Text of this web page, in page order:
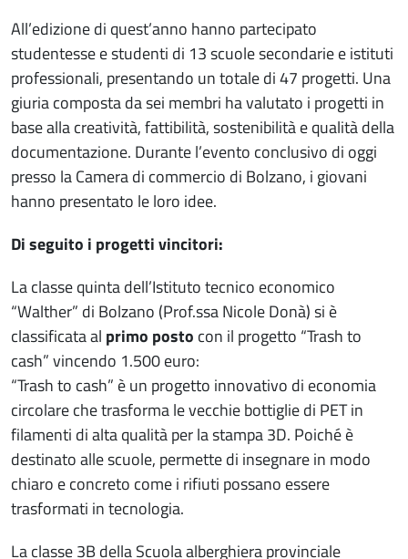
All’edizione di quest’anno hanno partecipato
studentesse e studenti di 13 scuole secondarie e istituti
professionali, presentando un totale di 47 progetti. Una
giuria composta da sei membri ha valutato i progetti in
base alla creatività, fattibilità, sostenibilità e qualità della
documentazione. Durante l’evento conclusivo di oggi
presso la Camera di commercio di Bolzano, i giovani
hanno presentato le loro idee.
Di seguito i progetti vincitori:
La classe quinta dell’Istituto tecnico economico
“Walther” di Bolzano (Prof.ssa Nicole Donà) si è
classificata al primo posto con il progetto “Trash to
cash” vincendo 1.500 euro:
“Trash to cash” è un progetto innovativo di economia
circolare che trasforma le vecchie bottiglie di PET in
filamenti di alta qualità per la stampa 3D. Poiché è
destinato alle scuole, permette di insegnare in modo
chiaro e concreto come i rifiuti possano essere
trasformati in tecnologia.
La classe 3B della Scuola alberghiera provinciale